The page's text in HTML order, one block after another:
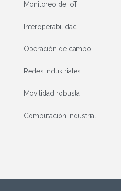
Monitoreo de IoT
Interoperabilidad
Operación de campo
Redes industriales
Movilidad robusta
Computación industrial